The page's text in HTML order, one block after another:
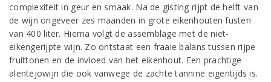
complexiteit in geur en smaak. Na de gisting rijpt de helft van
de wijn ongeveer zes maanden in grote eikenhouten fusten
van 400 liter. Hierna volgt de assemblage met de niet-
eikengerijpte wijn. Zo ontstaat een fraaie balans tussen rijpe
fruittonen en de invloed van het eikenhout. Een prachtige
alentejowijn die ook vanwege de zachte tannine eigentijds is.